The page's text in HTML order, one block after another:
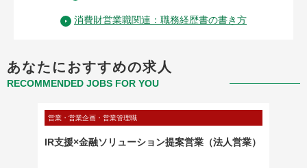
消費財営業職関連：職務経歴書の書き方
あなたにおすすめの求人
RECOMMENDED JOBS FOR YOU
営業・営業企画・営業管理職
IR支援×金融ソリューション提案営業（法人営業）